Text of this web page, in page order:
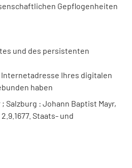
Gepflogenheiten
und des persistenten
Ihres digitalen
haben
Salzburg : Johann Baptist Mayr,
2.9.1677. Staats- und